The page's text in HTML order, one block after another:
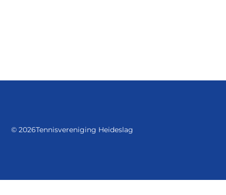
© 2026Tennisvereniging Heideslag